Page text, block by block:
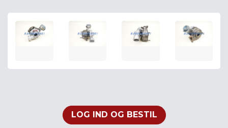
LOG IND OG BESTIL